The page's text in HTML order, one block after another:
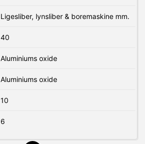
Ligesliber, lynsliber & boremaskine mm.
40
Aluminiums oxide
Aluminiums oxide
10
6